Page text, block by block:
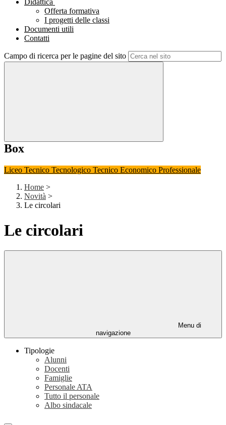
Didattica
Offerta formativa
I progetti delle classi
Documenti utili
Contatti
Campo di ricerca per le pagine del sito
Box
Liceo Tecnico Tecnologico Tecnico Economico Professionale
Home >
Novità >
Le circolari
Le circolari
Menu di
navigazione
Tipologie
Alunni
Docenti
Famiglie
Personale ATA
Tutto il personale
Albo sindacale